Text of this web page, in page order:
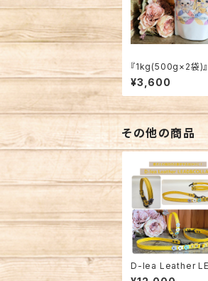
『1kg(500g×2袋)
VE BITE ミックス
犬用】
¥3,600
その他の商品
D-lea Leather
&COLLAR セット商